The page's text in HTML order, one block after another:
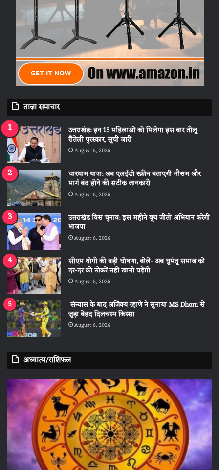
ताज़ा समाचार
उत्तराखंड: इन 13 महिलाओं को मिलेगा इस बार तीलू
रौतेली पुरस्कार, सूची जारी
August 6, 2026
चारधाम यात्रा: अब एलईडी स्क्रीन बताएगी मौसम और
मार्ग बंद होने की सटीक जानकारी
August 6, 2026
उत्तराखंड विस चुनाव: इस महीने बूथ जीतो अभियान करेगी
भाजपा
August 6, 2026
सीएम योगी की बड़ी घोषणा, बोले- अब घुमंतू समाज को
दर-दर की ठोकरें नहीं खानी पड़ेंगी
August 6, 2026
संन्यास के बाद अजिंक्‍य रहाणे ने सुनाया MS Dhoni से
जुड़ा बेहद दिलचस्प किस्सा
August 6, 2026
अध्यात्म/राशिफल